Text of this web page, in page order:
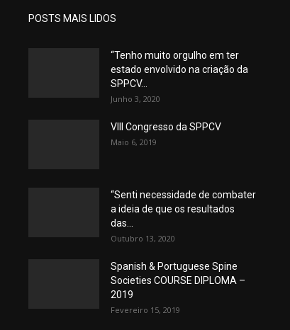
POSTS MAIS LIDOS
“Tenho muito orgulho em ter
estado envolvido na criação da
SPPCV...
Junho 3, 2020
VIII Congresso da SPPCV
Maio 6, 2019
“Senti necessidade de combater
a ideia de que os resultados
das...
Outubro 13, 2020
Spanish & Portuguese Spine
Societies COURSE DIPLOMA –
2019
Fevereiro 15, 2019